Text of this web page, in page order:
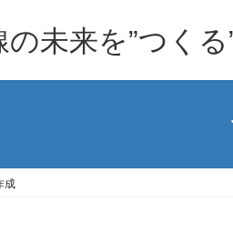
の未来を”つくる
成